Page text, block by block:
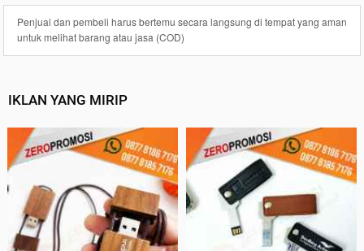
Penjual dan pembeli harus bertemu secara langsung di tempat yang aman
untuk melihat barang atau jasa (COD)
IKLAN YANG MIRIP